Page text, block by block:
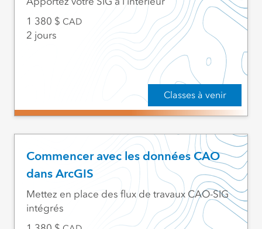
Classes à venir
1 380
CAD
2 jours
Commencer avec les données CAO
dans ArcGIS
Mettez en place des flux de travaux CAO-SIG
intégrés